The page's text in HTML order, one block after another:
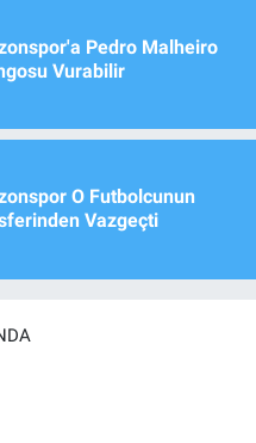
Pedro Malheiro
Vurabilir
O Futbolcunun
Vazgeçti